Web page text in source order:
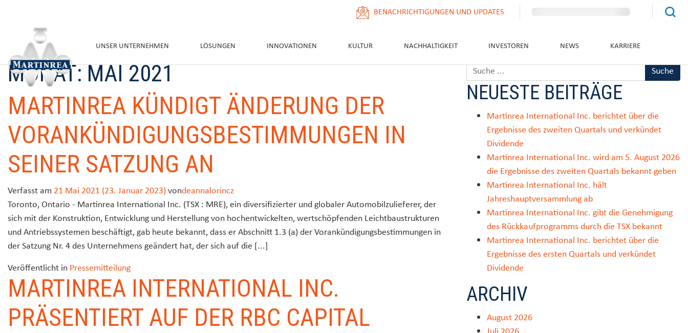
BENACHRICHTIGUNGEN UND UPDATES
UNSER UNTERNEHMEN LÖSUNGEN INNOVATIONEN KULTUR NACHHALTIGKEIT INVESTOREN NEWS KARRIERE
MONAT:MAI 2021
MARTINREA KÜNDIGT ÄNDERUNG DER
VORANKÜNDIGUNGSBESTIMMUNGEN IN
SEINER SATZUNG AN
Verfasst am 21 Mai 2021 (23. Januar 2023)vondeannalorincz
Toronto, Ontario - Martinrea International Inc. (TSX : MRE), ein diversifizierter und globaler Automobilzulieferer, der
sich mit der Konstruktion, Entwicklung und Herstellung von hochentwickelten, wertschöpfenden Leichtbaustrukturen
und Antriebssystemen beschäftigt, gab heute bekannt, dass er Abschnitt 1.3 (a) der Vorankündigungsbestimmungen in
der Satzung Nr. 4 des Unternehmens geändert hat, der sich auf die [...]
Veröffentlicht in Pressemitteilung
MARTINREA INTERNATIONAL INC.
PRÄSENTIERT AUF DER RBC CAPITAL
NEUESTE BEITRÄGE
Martinrea International Inc. berichtet über die
Ergebnisse des zweiten Quartals und verkündet
Dividende
Martinrea International Inc. wird am 5. August 2026
die Ergebnisse des zweiten Quartals bekannt geben
Martinrea International Inc. hält
Jahreshauptversammlung ab
Martinrea International Inc. gibt die Genehmigung
des Rückkaufprogramms durch die TSX bekannt
Martinrea International Inc. berichtet über die
Ergebnisse des ersten Quartals und verkündet
Dividende
ARCHIV
August 2026